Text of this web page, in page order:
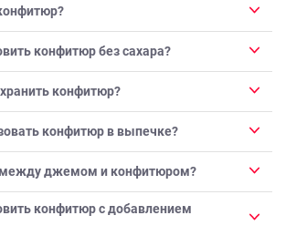
конфитюр без сахара?
конфитюр?
конфитюр в выпечке?
между джемом и конфитюром?
конфитюр с добавлением